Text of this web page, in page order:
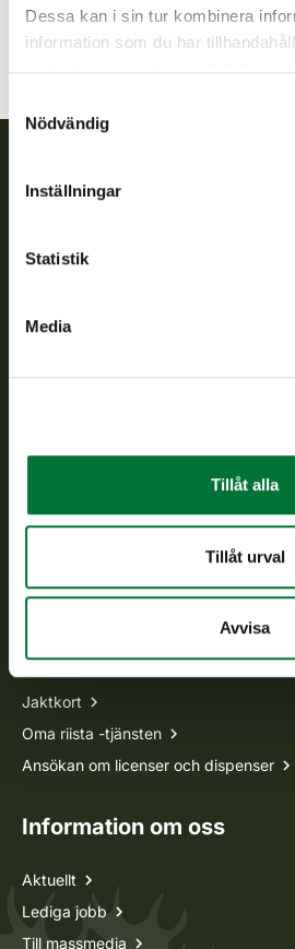
Dessa kan i sin tur kombinera
information som du har
Nödvändig
Inställningar
Statistik
Media
Tillåt alla
Tillåt urval
Avvisa
Finlands viltcentral
Finlands viltcentral främjar en hållbar
jaktvårdsföreningarnas verksamhet,
som föreskrivs.
asiakaspalvelu@riista.fi
Jaktkort
Oma riista -tjänsten
Ansökan om licenser och dispenser
Information om oss
Aktuellt
Lediga jobb
Till massmedia